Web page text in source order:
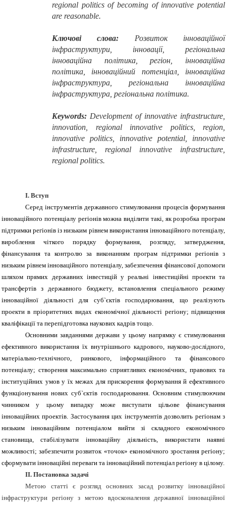
regional politics of becoming of innovative potential
are reasonable.
Ключові слова: Розвиток інноваційної
інфраструктури, інновації, регіональна
інноваційна політика, регіон, інноваційна
політика, інноваційний потенціал, інноваційна
інфраструктура, регіональна інноваційна
інфраструктура, регіональна політика.
Keywords: Development of innovative infrastructure,
innovation, regional innovative politics, region,
innovative politics, innovative potential, innovative
infrastructure, regional innovative infrastructure,
regional politics.
I. Вступ
Серед інструментів державного стимулювання процесів формування
інноваційного потенціалу регіонів можна виділити такі, як розробка програм
підтримки регіонів із низьким рівнем використання інноваційного потенціалу,
вироблення чіткого порядку формування, розгляду, затвердження,
фінансування та контролю за виконанням програм підтримки регіонів з
низьким рівнем інноваційного потенціалу, забезпечення фінансової допомоги
шляхом прямих державних інвестицій у реальні інвестиційні проекти та
трансфертів з державного бюджету, встановлення спеціального режиму
інноваційної діяльності для суб`єктів господарювання, що реалізують
проекти в пріоритетних видах економічної діяльності регіону; підвищення
кваліфікації та перепідготовка наукових кадрів тощо.
Основними завданнями держави у цьому напрямку є стимулювання
ефективного використання їх внутрішнього кадрового, науково-дослідного,
матеріально-технічного, ринкового, інформаційного та фінансового
потенціалу; створення максимально сприятливих економічних, правових та
інституційних умов у їх межах для прискорення формування й ефективного
функціонування нових суб`єктів господарювання. Основним стимулюючим
чинником у цьому випадку може виступати цільове фінансування
інноваційних проектів. Застосування цих інструментів дозволить регіонам з
низьким інноваційним потенціалом вийти зі складного економічного
становища, стабілізувати інноваційну діяльність, використати наявні
можливості; забезпечити розвиток «точок» економічного зростання регіону;
сформувати інноваційні переваги та інноваційний потенціал регіону в цілому.
IІ. Постановка задачі
Метою статті є розгляд основних засад розвитку інноваційної
інфраструктури регіону з метою вдосконалення державної інноваційної